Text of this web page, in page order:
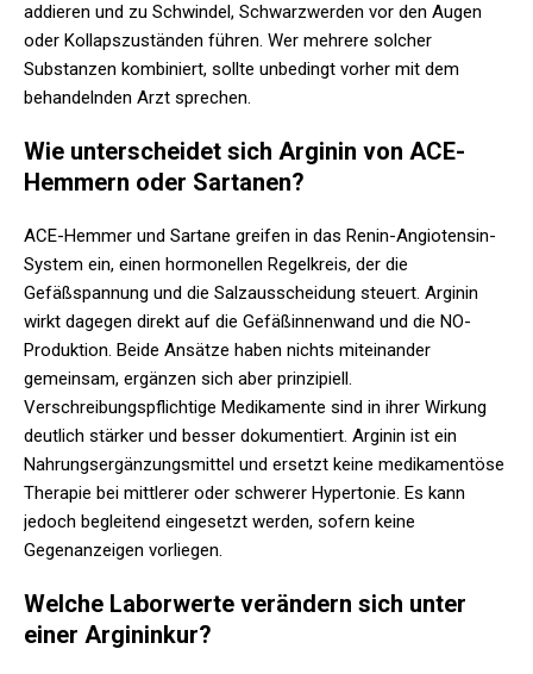
addieren und zu Schwindel, Schwarzwerden vor den Augen
oder Kollapszuständen führen. Wer mehrere solcher
Substanzen kombiniert, sollte unbedingt vorher mit dem
behandelnden Arzt sprechen.
Wie unterscheidet sich Arginin von ACE-
Hemmern oder Sartanen?
ACE-Hemmer und Sartane greifen in das Renin-Angiotensin-
System ein, einen hormonellen Regelkreis, der die
Gefäßspannung und die Salzausscheidung steuert. Arginin
wirkt dagegen direkt auf die Gefäßinnenwand und die NO-
Produktion. Beide Ansätze haben nichts miteinander
gemeinsam, ergänzen sich aber prinzipiell.
Verschreibungspflichtige Medikamente sind in ihrer Wirkung
deutlich stärker und besser dokumentiert. Arginin ist ein
Nahrungsergänzungsmittel und ersetzt keine medikamentöse
Therapie bei mittlerer oder schwerer Hypertonie. Es kann
jedoch begleitend eingesetzt werden, sofern keine
Gegenanzeigen vorliegen.
Welche Laborwerte verändern sich unter
einer Argininkur?